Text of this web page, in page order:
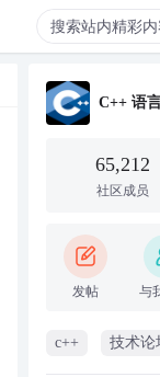
C++ 语
65,212
社区成员
发帖 与
c++ 技术论